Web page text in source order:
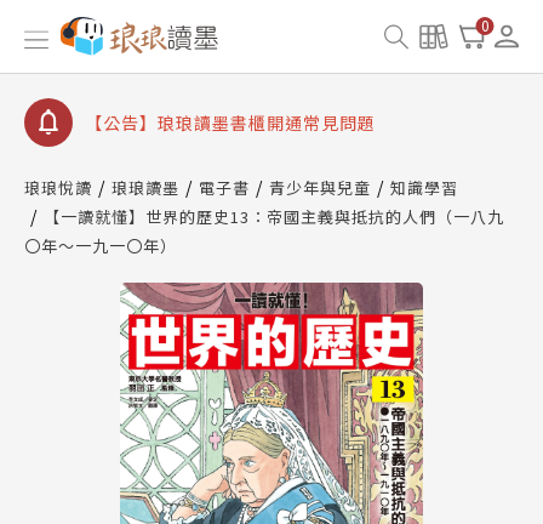
0
【公告】8/10、8/13 行動網路降速演練提醒
【公告】琅琅讀墨數位閱讀資產合併與書櫃開通申請
【公告】琅琅讀墨書櫃開通常見問題
請圖文教學
【公告】琅琅書店服務升級重要說明及資產合併結果
查詢
琅琅悅讀 琅琅讀墨 電子書 青少年與兒童
知識學習
【一讀就懂】世界的歷史13：帝國主義與抵抗的人們（一八九
〇年～一九一〇年）